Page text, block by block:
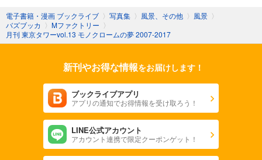
電子書籍・漫画 ブックライブ 〉 写真集 〉 風景、その他 〉 風景 〉
バズブッカ 〉 Mファクトリー 〉
月刊 東京タワーvol.13 モノクロームの夢 2007-2017
新刊やお得な情報をお届けします！
ブックライブアプリ
アプリの通知でお得情報を受け取ろう！
LINE公式アカウント
アカウント連携で限定クーポンゲット！